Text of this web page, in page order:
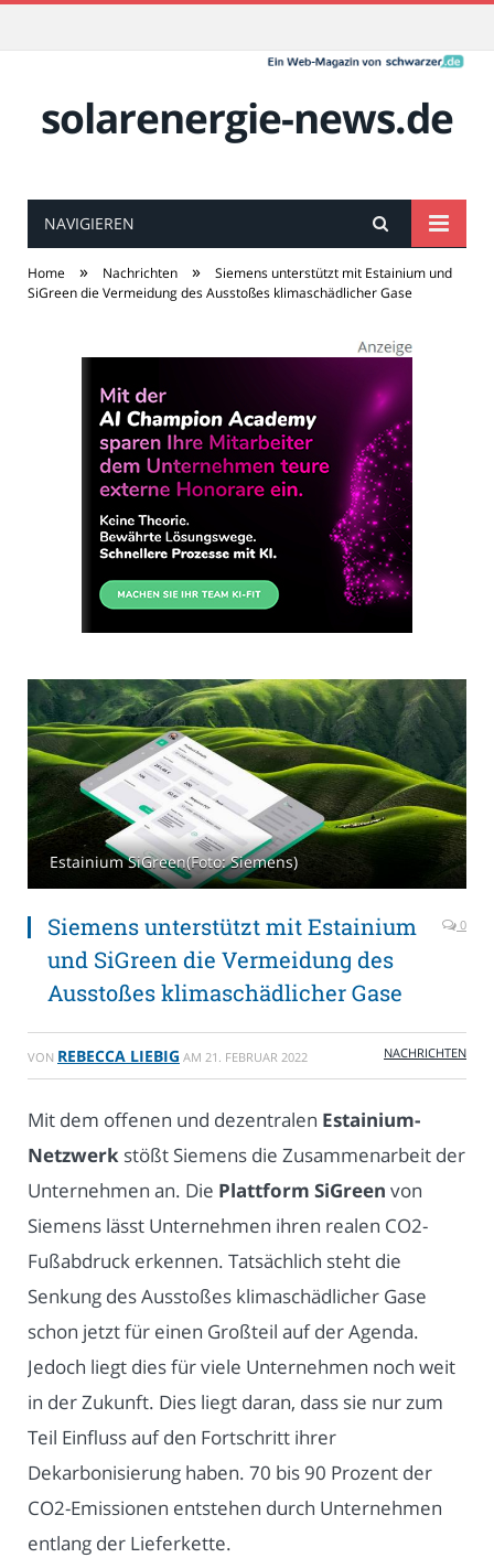
solarenergie-news.de
NAVIGIEREN
Home » Nachrichten »
Siemens unterstützt mit Estainium und
SiGreen die Vermeidung des Ausstoßes klimaschädlicher Gase
Estainium SiGreen(Foto: Siemens)
Siemens unterstützt mit Estainium
und SiGreen die Vermeidung des
Ausstoßes klimaschädlicher Gase
0
VON REBECCA LIEBIG AM 21. FEBRUAR 2022 NACHRICHTEN
Mit dem offenen und dezentralen Estainium-
Netzwerk stößt Siemens die Zusammenarbeit der
Unternehmen an. Die Plattform SiGreen von
Siemens lässt Unternehmen ihren realen CO2-
Fußabdruck erkennen. Tatsächlich steht die
Senkung des Ausstoßes klimaschädlicher Gase
schon jetzt für einen Großteil auf der Agenda.
Jedoch liegt dies für viele Unternehmen noch weit
in der Zukunft. Dies liegt daran, dass sie nur zum
Teil Einfluss auf den Fortschritt ihrer
Dekarbonisierung haben. 70 bis 90 Prozent der
CO2-Emissionen entstehen durch Unternehmen
entlang der Lieferkette.